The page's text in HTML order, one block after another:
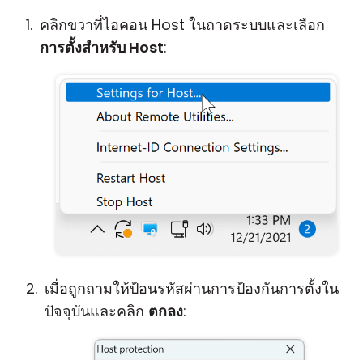
คลิกขวาที่ไอคอน Host ในถาดระบบและเลือก
การตั้งสำหรับ Host:
เมื่อถูกถามให้ป้อนรหัสผ่านการป้องกันการตั้งใน
ปัจจุบันและคลิก ตกลง: